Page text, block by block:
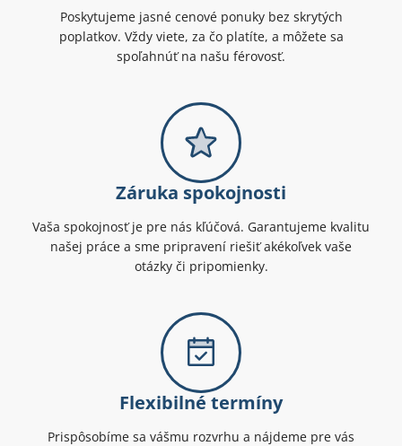
Poskytujeme jasné cenové ponuky bez skrytých
poplatkov. Vždy viete, za čo platíte, a môžete sa
spoľahnúť na našu férovosť.
Záruka spokojnosti
Vaša spokojnosť je pre nás kľúčová. Garantujeme kvalitu
našej práce a sme pripravení riešiť akékoľvek vaše
otázky či pripomienky.
Flexibilné termíny
Prispôsobíme sa vášmu rozvrhu a nájdeme pre vás